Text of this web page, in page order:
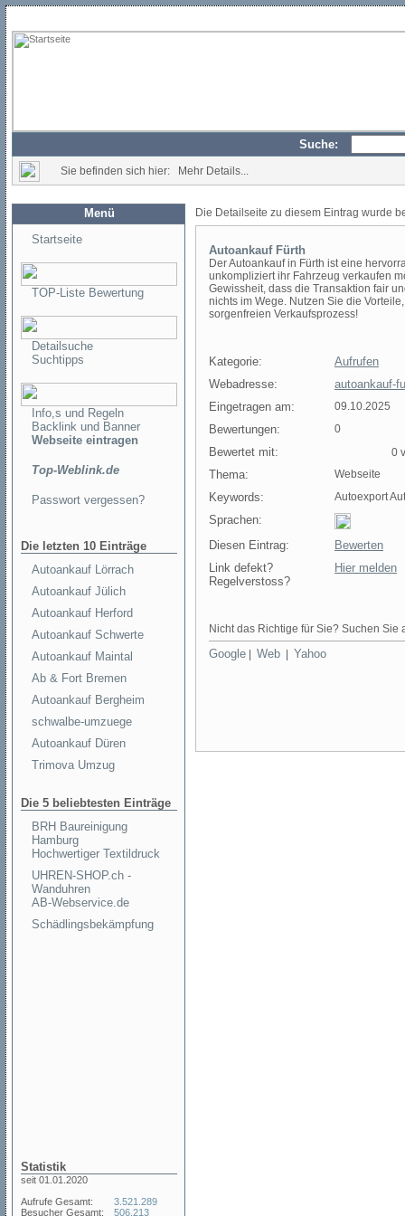
Suche:
Sie befinden sich hier: Mehr Details...
Menü
Startseite
TOP-Liste Bewertung
Detailsuche
Suchtipps
Info,s und Regeln
Backlink und Banner
Webseite eintragen
Top-Weblink.de
Passwort vergessen?
Die letzten 10 Einträge
Autoankauf Lörrach
Autoankauf Jülich
Autoankauf Herford
Autoankauf Schwerte
Autoankauf Maintal
Ab & Fort Bremen
Autoankauf Bergheim
schwalbe-umzuege
Autoankauf Düren
Trimova Umzug
Die 5 beliebtesten Einträge
BRH Baureinigung
Hamburg
Hochwertiger Textildruck
UHREN-SHOP.ch -
Wanduhren
AB-Webservice.de
Schädlingsbekämpfung
Statistik
seit 01.01.2020
Aufrufe Gesamt:
Besucher Gesamt:
3.521.289
506.213
Die Detailseite zu diesem Eintrag wurde
Autoankauf Fürth
Der Autoankauf in Fürth ist eine
unkompliziert ihr Fahrzeug verkaufen
Gewissheit, dass die Transaktion fair
nichts im Wege. Nutzen Sie die
sorgenfreien Verkaufsprozess!
Kategorie:
Aufrufen
Webadresse:
autoankauf-
Eingetragen am:
09.10.2025
Bewertungen: 0
Bewertet mit: 0
Thema: Webseite
Keywords: Autoexport
Sprachen:
Diesen Eintrag:
Bewerten
Link defekt?
Regelverstoss?
Hier melden
Nicht das Richtige für Sie? Suchen Sie
Google Web Yahoo